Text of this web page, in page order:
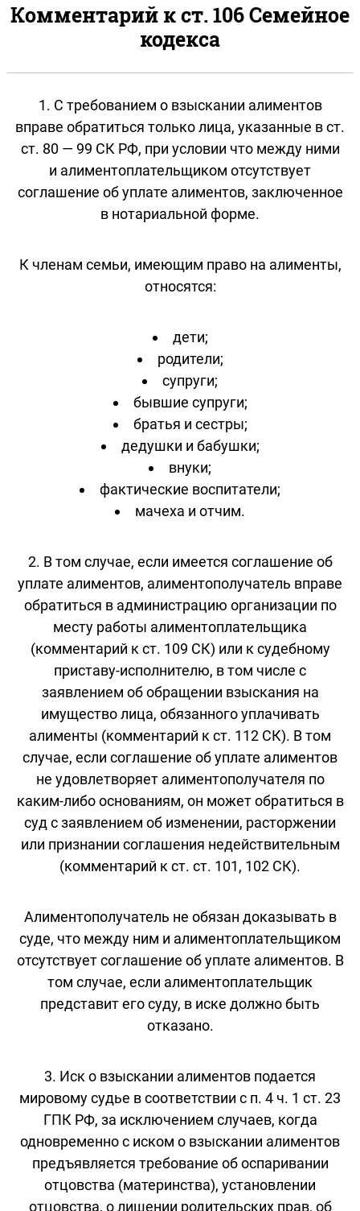
Комментарий к ст. 106 Семейное
кодекса
1. С требованием о взыскании алиментов
вправе обратиться только лица, указанные в ст.
ст. 80 — 99 СК РФ, при условии что между ними
и алиментоплательщиком отсутствует
соглашение об уплате алиментов, заключенное
в нотариальной форме.
К членам семьи, имеющим право на алименты,
относятся:
дети;
родители;
супруги;
бывшие супруги;
братья и сестры;
дедушки и бабушки;
внуки;
фактические воспитатели;
мачеха и отчим.
2. В том случае, если имеется соглашение об
уплате алиментов, алиментополучатель вправе
обратиться в администрацию организации по
месту работы алиментоплательщика
(комментарий к ст. 109 СК) или к судебному
приставу-исполнителю, в том числе с
заявлением об обращении взыскания на
имущество лица, обязанного уплачивать
алименты (комментарий к ст. 112 СК). В том
случае, если соглашение об уплате алиментов
не удовлетворяет алиментополучателя по
каким-либо основаниям, он может обратиться в
суд с заявлением об изменении, расторжении
или признании соглашения недействительным
(комментарий к ст. ст. 101, 102 СК).
Алиментополучатель не обязан доказывать в
суде, что между ним и алиментоплательщиком
отсутствует соглашение об уплате алиментов. В
том случае, если алиментоплательщик
представит его суду, в иске должно быть
отказано.
3. Иск о взыскании алиментов подается
мировому судье в соответствии с п. 4 ч. 1 ст. 23
ГПК РФ, за исключением случаев, когда
одновременно с иском о взыскании алиментов
предъявляется требование об оспаривании
отцовства (материнства), установлении
отцовства, о лишении родительских прав, об